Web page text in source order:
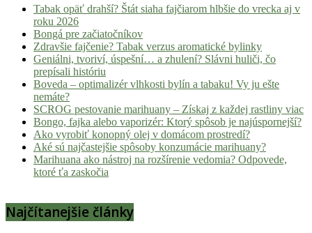
Tabak opäť drahší? Štát siaha fajčiarom hlbšie do vrecka aj v
roku 2026
Bongá pre začiatočníkov
Zdravšie fajčenie? Tabak verzus aromatické bylinky
Geniálni, tvoriví, úspešní… a zhulení? Slávni huliči, čo
prepísali históriu
Boveda – optimalizér vlhkosti bylín a tabaku! Vy ju ešte
nemáte?
SCROG pestovanie marihuany – Získaj z každej rastliny viac
Bongo, fajka alebo vaporizér: Ktorý spôsob je najúspornejší?
Ako vyrobiť konopný olej v domácom prostredí?
Aké sú najčastejšie spôsoby konzumácie marihuany?
Marihuana ako nástroj na rozšírenie vedomia? Odpovede,
ktoré ťa zaskočia
Najčítanejšie články